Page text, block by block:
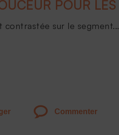
contrastée sur le segment...
Commenter